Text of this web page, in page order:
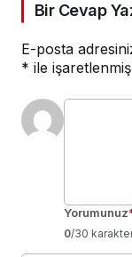
Bir Cevap
E-posta
* ile
Yorumunuz
0/30